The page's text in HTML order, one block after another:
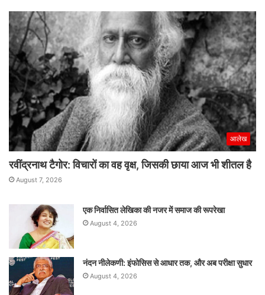
आलेख
रवींद्रनाथ टैगोर: विचारों का वह वृक्ष, जिसकी छाया आज भी शीतल है
August 7, 2026
एक निर्वासित लेखिका की नजर में समाज की रूपरेखा
August 4, 2026
नंदन नीलेकणी: इंफोसिस से आधार तक, और अब परीक्षा सुधार
August 4, 2026